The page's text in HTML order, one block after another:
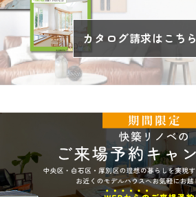
カタログ請求はこちら